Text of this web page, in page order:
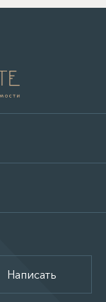
Написать